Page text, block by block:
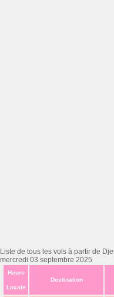
Liste de tous les vols à partir de
mercredi 03 septembre 2025
Heure
Locale
Destination